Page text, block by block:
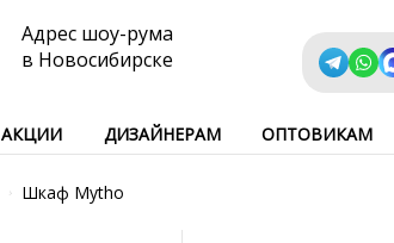
Адрес шоу-рума
в Новосибирске
АКЦИИ ДИЗАЙНЕРАМ ОПТОВИКАМ
Шкаф Mytho